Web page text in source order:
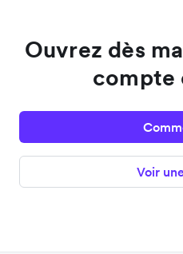
Ouvrez dès
compte
Voir